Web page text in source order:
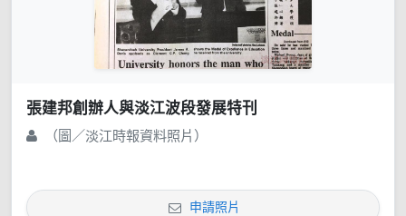
張建邦創辦人與淡江波段發展特刊
（圖／淡江時報資料照片）
申請照片